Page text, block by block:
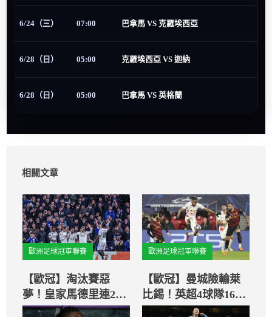
6/24（三） 07:00 巴拿馬 VS 克羅埃西亞
6/28（日） 05:00 克羅埃西亞 VS 迦納
6/28（日） 05:00 巴拿馬 VS 英格蘭
相關文章
歐洲足球冠軍聯賽
【歐冠】淘汰賽惡
夢！皇家馬德里連2年
面對切爾西、利物
歐洲足球冠軍聯賽
【歐冠】曼城險輸萊
比錫！英超4球隊16強
皆未拿過勝利